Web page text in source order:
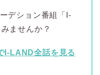
デション番組「I-
ませんか？
I-LAND全話を見る